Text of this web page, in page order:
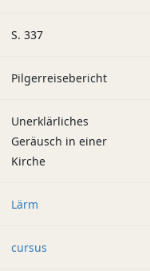
S. 337
Pilgerreisebericht
Unerklärliches
Geräusch in einer
Kirche
Lärm
cursus